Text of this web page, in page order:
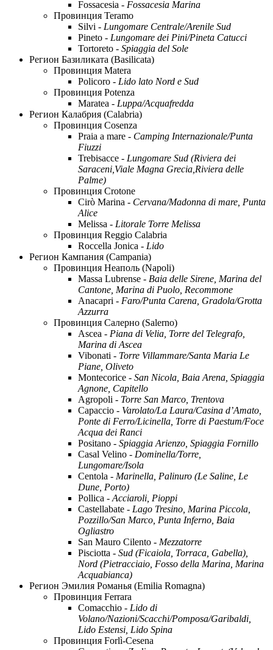
Fossacesia - Fossacesia Marina
Провинция Teramo
Silvi - Lungomare Centrale/Arenile Sud
Pineto - Lungomare dei Pini/Pineta Catucci
Tortoreto - Spiaggia del Sole
Регион Базиликата (Basilicata)
Провинция Matera
Policoro - Lido lato Nord e Sud
Провинция Potenza
Maratea - Luppa/Acquafredda
Регион Калабрия (Calabria)
Провинция Cosenza
Praia a mare - Camping Internazionale/Punta
Fiuzzi
Trebisacce - Lungomare Sud (Riviera dei
Saraceni,Viale Magna Grecia,Riviera delle
Palme)
Провинция Crotone
Cirò Marina - Cervana/Madonna di mare, Punta
Alice
Melissa - Litorale Torre Melissa
Провинция Reggio Calabria
Roccella Jonica - Lido
Регион Кампания (Campania)
Провинция Неаполь (Napoli)
Massa Lubrense - Baia delle Sirene, Marina del
Cantone, Marina di Puolo, Recommone
Anacapri - Faro/Punta Carena, Gradola/Grotta
Azzurra
Провинция Салерно (Salerno)
Ascea - Piana di Velia, Torre del Telegrafo,
Marina di Ascea
Vibonati - Torre Villammare/Santa Maria Le
Piane, Oliveto
Montecorice - San Nicola, Baia Arena, Spiaggia
Agnone, Capitello
Agropoli - Torre San Marco, Trentova
Capaccio - Varolato/La Laura/Casina d’Amato,
Ponte di Ferro/Licinella, Torre di Paestum/Foce
Acqua dei Ranci
Positano - Spiaggia Arienzo, Spiaggia Fornillo
Casal Velino - Dominella/Torre,
Lungomare/Isola
Centola - Marinella, Palinuro (Le Saline, Le
Dune, Porto)
Pollica - Acciaroli, Pioppi
Castellabate - Lago Tresino, Marina Piccola,
Pozzillo/San Marco, Punta Inferno, Baia
Ogliastro
San Mauro Cilento - Mezzatorre
Pisciotta - Sud (Ficaiola, Torraca, Gabella),
Nord (Pietracciaio, Fosso della Marina, Marina
Acquabianca)
Регион Эмилия Романья (Emilia Romagna)
Провинция Ferrara
Comacchio - Lido di
Volano/Nazioni/Scacchi/Pomposa/Garibaldi,
Lido Estensi, Lido Spina
Провинция Forlì-Cesena